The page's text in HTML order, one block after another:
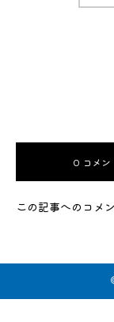
0 コメン
この記事へのコメ